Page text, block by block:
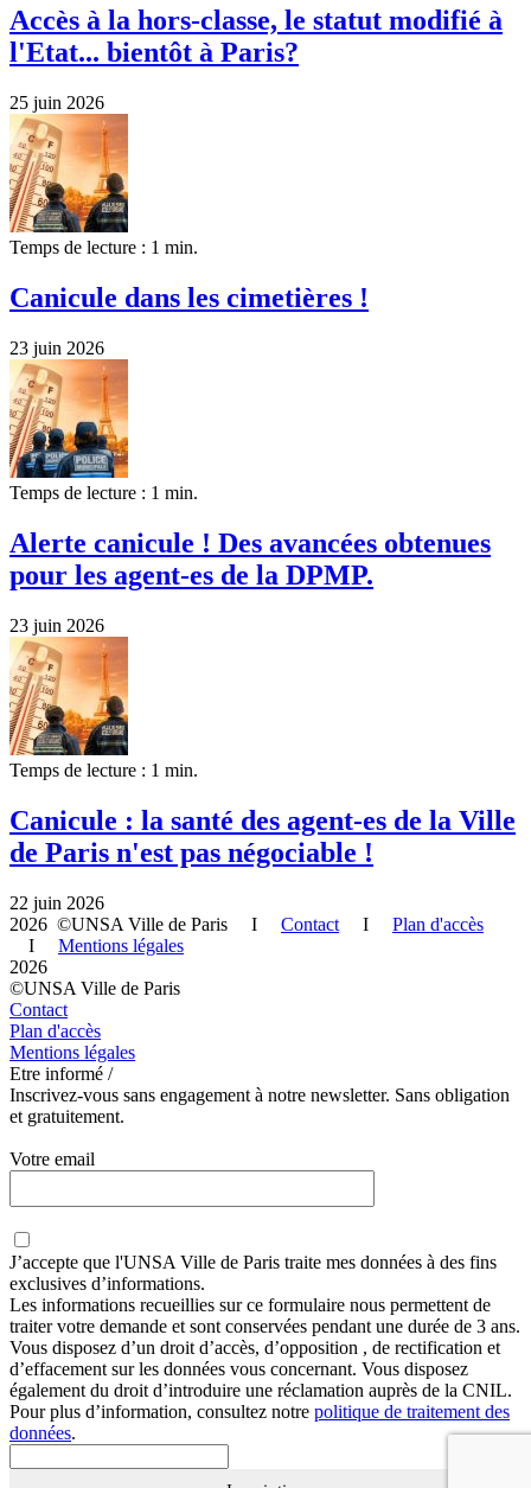
Accès à la hors-classe, le statut modifié à
l'Etat... bientôt à Paris?
25 juin 2026
Temps de lecture : 1 min.
Canicule dans les cimetières !
23 juin 2026
Temps de lecture : 1 min.
Alerte canicule ! Des avancées obtenues
pour les agent-es de la DPMP.
23 juin 2026
Temps de lecture : 1 min.
Canicule : la santé des agent-es de la Ville
de Paris n'est pas négociable !
22 juin 2026
2026 ©UNSA Ville de Paris I Contact I Plan d'accès
I Mentions légales
2026
©UNSA Ville de Paris
Contact
Plan d'accès
Mentions légales
Etre informé /
Inscrivez-vous sans engagement à notre newsletter. Sans obligation
et gratuitement.
Votre email
J’accepte que l'UNSA Ville de Paris traite mes données à des fins
exclusives d’informations.
Les informations recueillies sur ce formulaire nous permettent de
traiter votre demande et sont conservées pendant une durée de 3 ans.
Vous disposez d’un droit d’accès, d’opposition , de rectification et
d’effacement sur les données vous concernant. Vous disposez
également du droit d’introduire une réclamation auprès de la CNIL.
Pour plus d’information, consultez notre politique de traitement des
données.